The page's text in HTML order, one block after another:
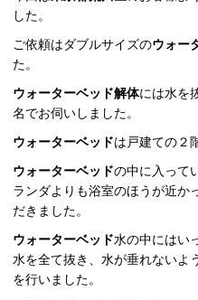
した。
ご依頼はダブルサイズのウォー
た。
ウォーターベッド解体には水を
名でお伺いしました。
ウォーターベッドは戸建ての２
ウォーターベッドの中に入って
ランダよりも浴室のほうが近か
だきました。
ウォーターベッド水の中にはい
水を全て抜き、水が垂れないよ
を行いました。